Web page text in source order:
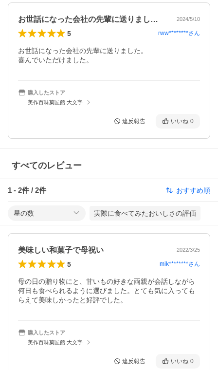
お世話になった会社の先輩に送りました。… 2024/5/10
5 rww********さん
お世話になった会社の先輩に送りました。
喜んでいただけました。
購入したストア
美作百味菓匠館 大文字
違反報告 いいね 0
すべてのレビュー
1 - 2件 / 2件 おすすめ順
星の数 実際に食べてみたおいしさの評価
美味しい和菓子で母祝い 2022/3/25
5 mik********さん
母の日の贈り物にと、甘いもの好きな両親が会話しながら
何日も食べられるように選びました。とても気に入っても
らえて美味しかったと好評でした。
購入したストア
美作百味菓匠館 大文字
違反報告 いいね 0